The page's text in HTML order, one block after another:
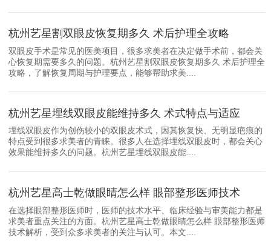
杭州艺星割双眼皮恢复期多久 术后护理全攻略
双眼皮手术是常见的医美项目，很多求美者在决定做手术前，都会关
心恢复期需要多久的问题。杭州艺星割双眼皮恢复期多久 术后护理全
攻略，了解恢复周期与护理要点，能够帮助求美....
杭州艺星埋线双眼皮能维持多久 术式特点与适应
埋线双眼皮作为创伤较小的双眼皮术式，因其恢复快、无明显疤痕的
特点受到很多求美者的青睐。很多人在选择埋线双眼皮时，都会关心
效果能维持多久的问题。杭州艺星埋线双眼皮能....
杭州艺星高士乾做眼睛怎么样 眼部整形医师技术
在选择眼部整形医师时，医师的技术水平、临床经验与审美能力都是
求美者重点关注的方面。杭州艺星高士乾做眼睛怎么样 眼部整形医师
技术解析，受到众多求美者的关注与认可。本文....